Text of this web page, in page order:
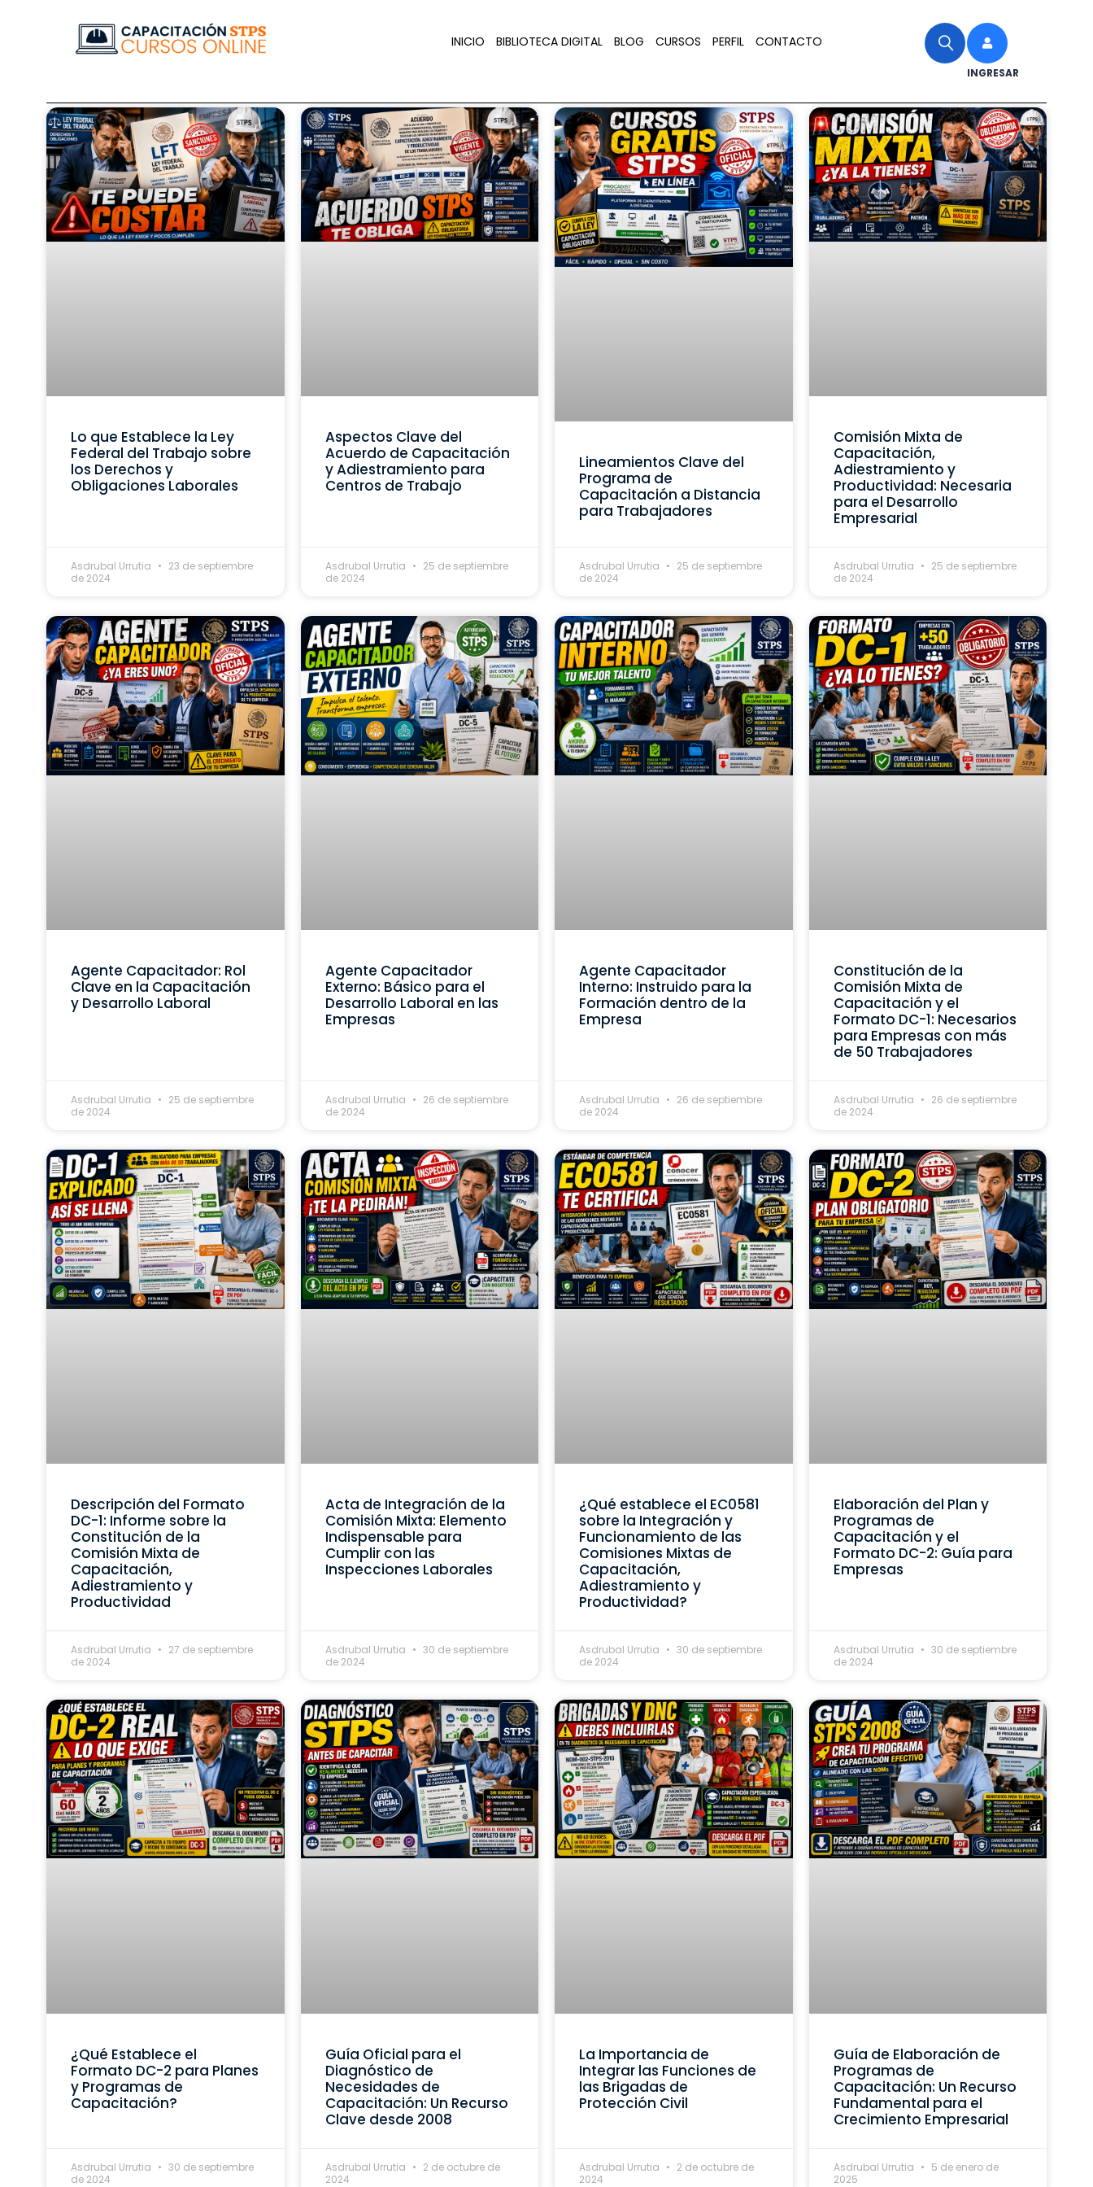
INICIO BIBLIOTECA DIGITAL BLOG CURSOS PERFIL CONTACTO
INGRESAR
Lo que Establece la Ley
Federal del Trabajo sobre
los Derechos y
Obligaciones Laborales
Asdrubal Urrutia
23 de septiembre
de 2024
Aspectos Clave del
Acuerdo de Capacitación
y Adiestramiento para
Centros de Trabajo
Asdrubal Urrutia
25 de septiembre
de 2024
Lineamientos Clave del
Programa de
Capacitación a Distancia
para Trabajadores
Asdrubal Urrutia
25 de septiembre
de 2024
Comisión Mixta de
Capacitación,
Adiestramiento y
Productividad: Necesaria
para el Desarrollo
Empresarial
Asdrubal Urrutia
25 de septiembre
de 2024
Agente Capacitador: Rol
Clave en la Capacitación
y Desarrollo Laboral
Asdrubal Urrutia
25 de septiembre
de 2024
Agente Capacitador
Externo: Básico para el
Desarrollo Laboral en las
Empresas
Asdrubal Urrutia
26 de septiembre
de 2024
Agente Capacitador
Interno: Instruido para la
Formación dentro de la
Empresa
Asdrubal Urrutia
26 de septiembre
de 2024
Constitución de la
Comisión Mixta de
Capacitación y el
Formato DC-1: Necesarios
para Empresas con más
de 50 Trabajadores
Asdrubal Urrutia
26 de septiembre
de 2024
Descripción del Formato
DC-1: Informe sobre la
Constitución de la
Comisión Mixta de
Capacitación,
Adiestramiento y
Productividad
Asdrubal Urrutia
27 de septiembre
de 2024
Acta de Integración de la
Comisión Mixta: Elemento
Indispensable para
Cumplir con las
Inspecciones Laborales
Asdrubal Urrutia
30 de septiembre
de 2024
¿Qué establece el EC0581
sobre la Integración y
Funcionamiento de las
Comisiones Mixtas de
Capacitación,
Adiestramiento y
Productividad?
Asdrubal Urrutia
30 de septiembre
de 2024
Elaboración del Plan y
Programas de
Capacitación y el
Formato DC-2: Guía para
Empresas
Asdrubal Urrutia
30 de septiembre
de 2024
¿Qué Establece el
Formato DC-2 para Planes
y Programas de
Capacitación?
Asdrubal Urrutia
30 de septiembre
de 2024
Guía Oficial para el
Diagnóstico de
Necesidades de
Capacitación: Un Recurso
Clave desde 2008
Asdrubal Urrutia
2 de octubre de
2024
La Importancia de
Integrar las Funciones de
las Brigadas de
Protección Civil
Asdrubal Urrutia
2 de octubre de
2024
Guía de Elaboración de
Programas de
Capacitación: Un Recurso
Fundamental para el
Crecimiento Empresarial
Asdrubal Urrutia
5 de enero de
2025